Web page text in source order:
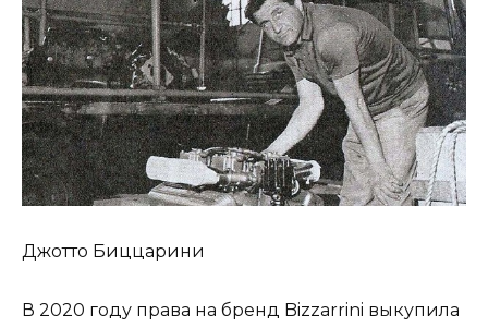
Джотто Биццарини
В 2020 году права на бренд Bizzarrini выкупила